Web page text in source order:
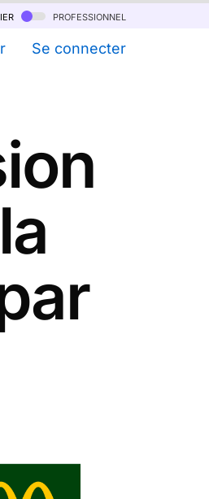
professionnel
Se connecter